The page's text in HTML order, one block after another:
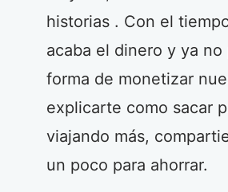
historias . Con el
acaba el dinero y ya
forma de monetizar
explicarte como sacar
viajando más,
un poco para ahorrar.